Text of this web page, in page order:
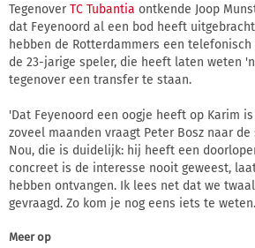
TegenoverTC Tubantia ontkende Joop
dat Feyenoord al een bod heeft
hebben de Rotterdammers een
de 23-jarige speler, die heeft laten weten
tegenover een transfer te staan.
'Dat Feyenoord een oogje heeft op Karim
zoveel maanden vraagt Peter Bosz naar
Nou, die is duidelijk: hij heeft een
concreet is de interesse nooit geweest,
hebben ontvangen. Ik lees net dat we
gevraagd. Zo kom je nog eens iets te
Meer op